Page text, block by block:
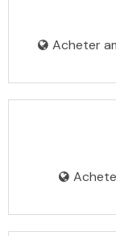
Acheter